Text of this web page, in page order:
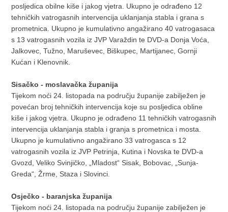
posljedica obilne kiše i jakog vjetra. Ukupno je odrađeno 12
tehničkih vatrogasnih intervencija uklanjanja stabla i grana s
prometnica. Ukupno je kumulativno angažirano 40 vatrogasaca
s 13 vatrogasnih vozila iz JVP Varaždin te DVD-a Donja Voća,
Jalkovec, Tužno, Maruševec, Biškupec, Martijanec, Gornji
Kućan i Klenovnik.
Sisačko - moslavačka županija
Tijekom noći 24. listopada na području županije zabilježen je
povećan broj tehničkih intervencija koje su posljedica obline
kiše i jakog vjetra. Ukupno je odrađeno 11 tehničkih vatrogasnih
intervencija uklanjanja stabla i granja s prometnica i mosta.
Ukupno je kumulativno angažirano 33 vatrogasca s 12
vatrogasnih vozila iz JVP Petrinja, Kutina i Novska te DVD-a
Gvozd, Veliko Svinjičko, „Mladost“ Sisak, Bobovac, „Sunja-
Greda“, Žrme, Staza i Slovinci.
Osječko - baranjska županija
Tijekom noći 24. listopada na području županije zabilježen je